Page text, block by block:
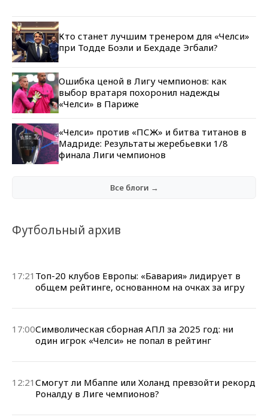
Кто станет лучшим тренером для «Челси»
при Тодде Боэли и Бехдаде Эгбали?
Ошибка ценой в Лигу чемпионов: как
выбор вратаря похоронил надежды
«Челси» в Париже
«Челси» против «ПСЖ» и битва титанов в
Мадриде: Результаты жеребьевки 1/8
финала Лиги чемпионов
Все блоги →
Футбольный архив
17:21 Топ-20 клубов Европы: «Бавария» лидирует в
общем рейтинге, основанном на очках за игру
17:00Символическая сборная АПЛ за 2025 год: ни
один игрок «Челси» не попал в рейтинг
12:21 Смогут ли Мбаппе или Холанд превзойти рекорд
Роналду в Лиге чемпионов?